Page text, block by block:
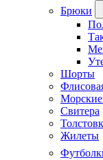
Брюки
Шорты
Свитера
Жилеты